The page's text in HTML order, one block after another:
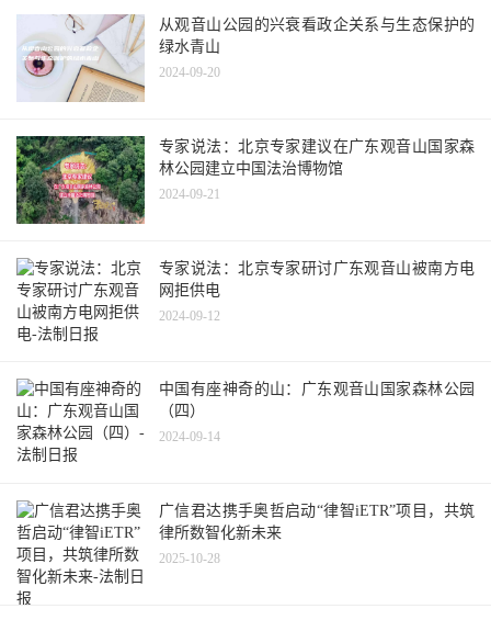
从观音山公园的兴衰看政企关系与生态保护的
绿水青山
2024-09-20
专家说法：北京专家建议在广东观音山国家森
林公园建立中国法治博物馆
2024-09-21
专家说法：北京专家研讨广东观音山被南方电
网拒供电
2024-09-12
中国有座神奇的山：广东观音山国家森林公园
（四）
2024-09-14
广信君达携手奥哲启动“律智iETR”项目，共筑
律所数智化新未来
2025-10-28